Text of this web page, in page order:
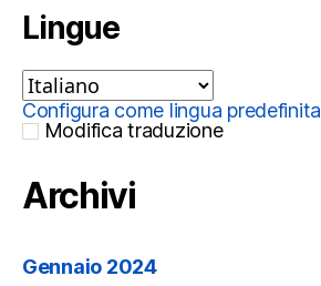
Lingue
Configura come lingua predefinita
Modifica traduzione
Archivi
Gennaio 2024